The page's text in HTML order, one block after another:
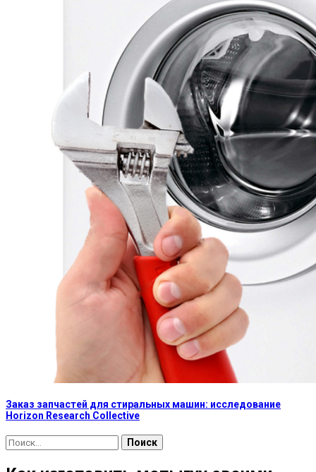
Заказ запчастей для стиральных машин: исследование
Horizon Research Collective
Найти: